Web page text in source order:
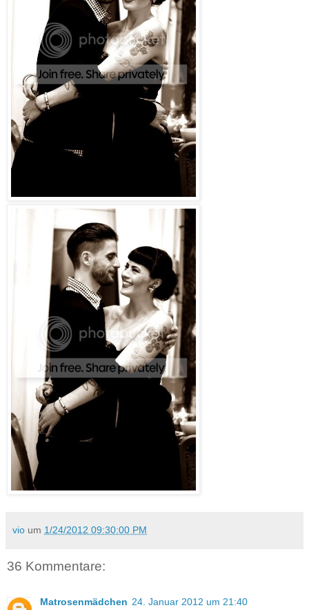
vio um 1/24/2012 09:30:00 PM
36 Kommentare:
Matrosenmädchen 24. Januar 2012 um 21:40